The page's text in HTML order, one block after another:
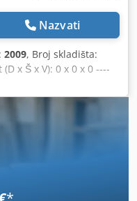
Nazvati
2009, Broj skladišta:
x Š x V): 0 x 0 x 0 ----
Uključuje kabinu
Uključuje radio uređaj
Uključuje balast
Lokacija: Dresden